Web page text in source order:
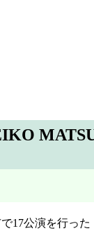
17公演を行っ